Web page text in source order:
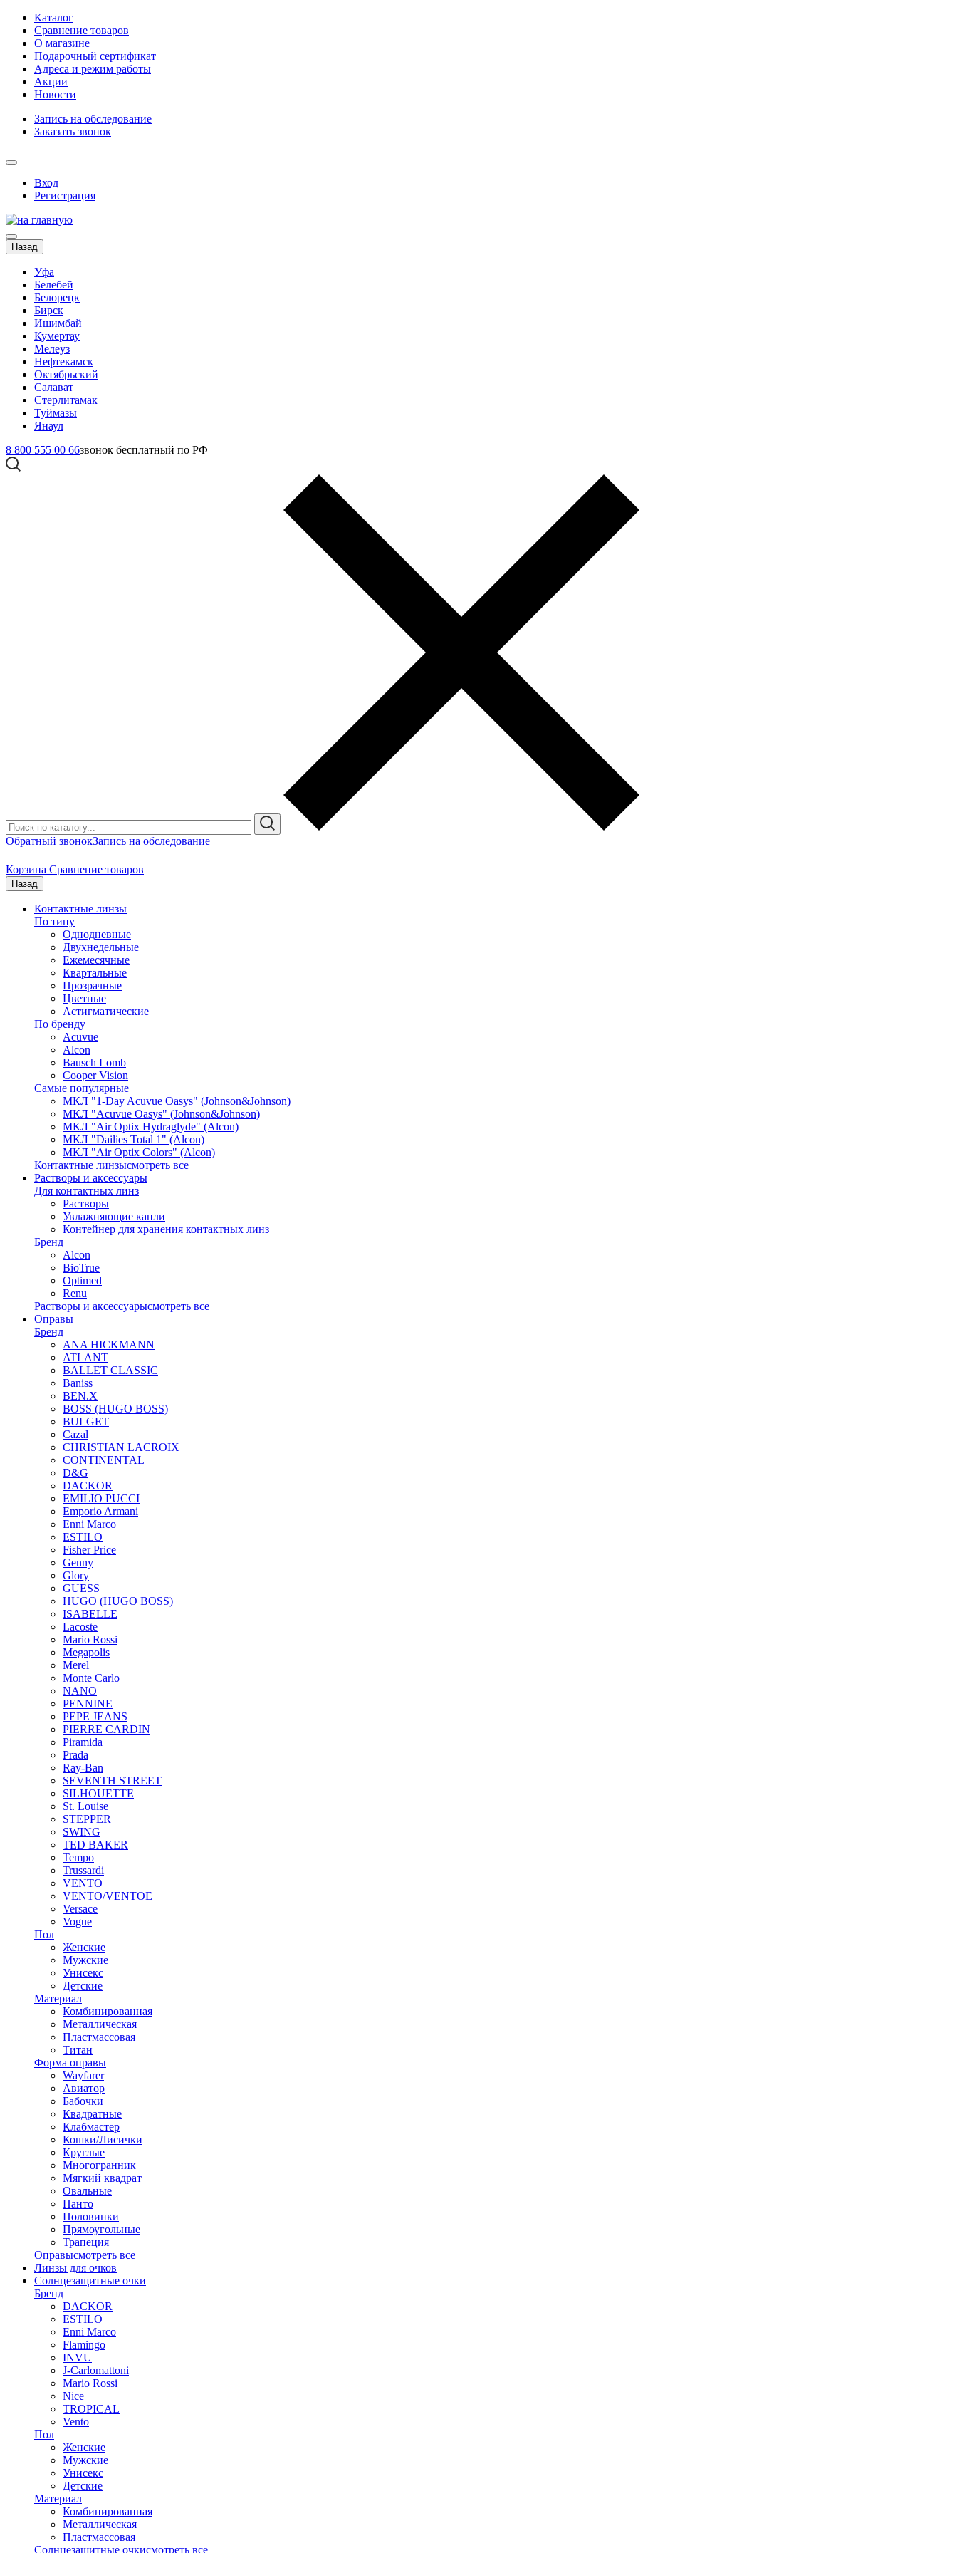
Каталог
Сравнение товаров
О магазине
Подарочный сертификат
Адреса и режим работы
Акции
Новости
Запись на обследование
Заказать звонок
Вход
Регистрация
Назад
Уфа
Белебей
Белорецк
Бирск
Ишимбай
Кумертау
Мелеуз
Нефтекамск
Октябрьский
Салават
Стерлитамак
Туймазы
Янаул
8 800 555 00 66звонок бесплатный по РФ
Обратный звонокЗапись на обследование
Корзина Сравнение товаров
Назад
Контактные линзы
По типу
Однодневные
Двухнедельные
Ежемесячные
Квартальные
Прозрачные
Цветные
Астигматические
По бренду
Acuvue
Alcon
Bausch Lomb
Cooper Vision
Самые популярные
МКЛ "1-Day Acuvue Oasys" (Johnson&Johnson)
МКЛ "Acuvue Oasys" (Johnson&Johnson)
МКЛ "Air Optix Hydraglyde" (Alcon)
МКЛ "Dailies Total 1" (Alcon)
МКЛ "Air Optix Colors" (Alcon)
Контактные линзысмотреть все
Растворы и аксессуары
Для контактных линз
Растворы
Увлажняющие капли
Контейнер для хранения контактных линз
Бренд
Alcon
BioTrue
Optimed
Renu
Растворы и аксессуарысмотреть все
Оправы
Бренд
ANA HICKMANN
ATLANT
BALLET CLASSIC
Baniss
BEN.X
BOSS (HUGO BOSS)
BULGET
Cazal
CHRISTIAN LACROIX
CONTINENTAL
D&G
DACKOR
EMILIO PUCCI
Emporio Armani
Enni Marco
ESTILO
Fisher Price
Genny
Glory
GUESS
HUGO (HUGO BOSS)
ISABELLE
Lacoste
Mario Rossi
Megapolis
Merel
Monte Carlo
NANO
PENNINE
PEPE JEANS
PIERRE CARDIN
Piramida
Prada
Ray-Ban
SEVENTH STREET
SILHOUETTE
St. Louise
STEPPER
SWING
TED BAKER
Tempo
Trussardi
VENTO
VENTO/VENTOE
Versace
Vogue
Пол
Женские
Мужские
Унисекс
Детские
Материал
Комбинированная
Металлическая
Пластмассовая
Титан
Форма оправы
Wayfarer
Авиатор
Бабочки
Квадратные
Клабмастер
Кошки/Лисички
Круглые
Многогранник
Мягкий квадрат
Овальные
Панто
Половинки
Прямоугольные
Трапеция
Оправысмотреть все
Линзы для очков
Солнцезащитные очки
Бренд
DACKOR
ESTILO
Enni Marco
Flamingo
INVU
J-Carlomattoni
Mario Rossi
Nice
TROPICAL
Vento
Пол
Женские
Мужские
Унисекс
Детские
Материал
Комбинированная
Металлическая
Пластмассовая
Солнцезащитные очкисмотреть все